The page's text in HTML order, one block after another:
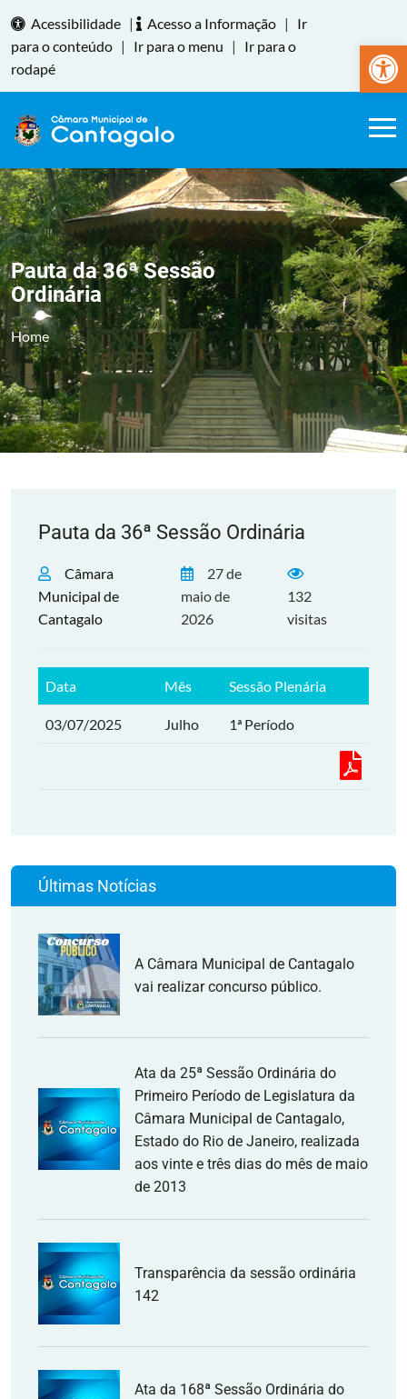
Abrir
Acessibilidade | Acesso a Informação |
Ir
para o conteúdo | Ir para o menu |
Ir para o
rodapé
Pauta da 36ª Sessão
Ordinária
Home
Pauta da 36ª Sessão Ordinária
Câmara
Municipal de
Cantagalo
27 de
maio de
2026
132
visitas
Data Mês Sessão Plenária
03/07/2025 Julho 1ª Período
Últimas Notícias
A Câmara Municipal de Cantagalo
vai realizar concurso público.
Ata da 25ª Sessão Ordinária do
Primeiro Período de Legislatura da
Câmara Municipal de Cantagalo,
Estado do Rio de Janeiro, realizada
aos vinte e três dias do mês de maio
de 2013
Transparência da sessão ordinária
142
Ata da 168ª Sessão Ordinária do